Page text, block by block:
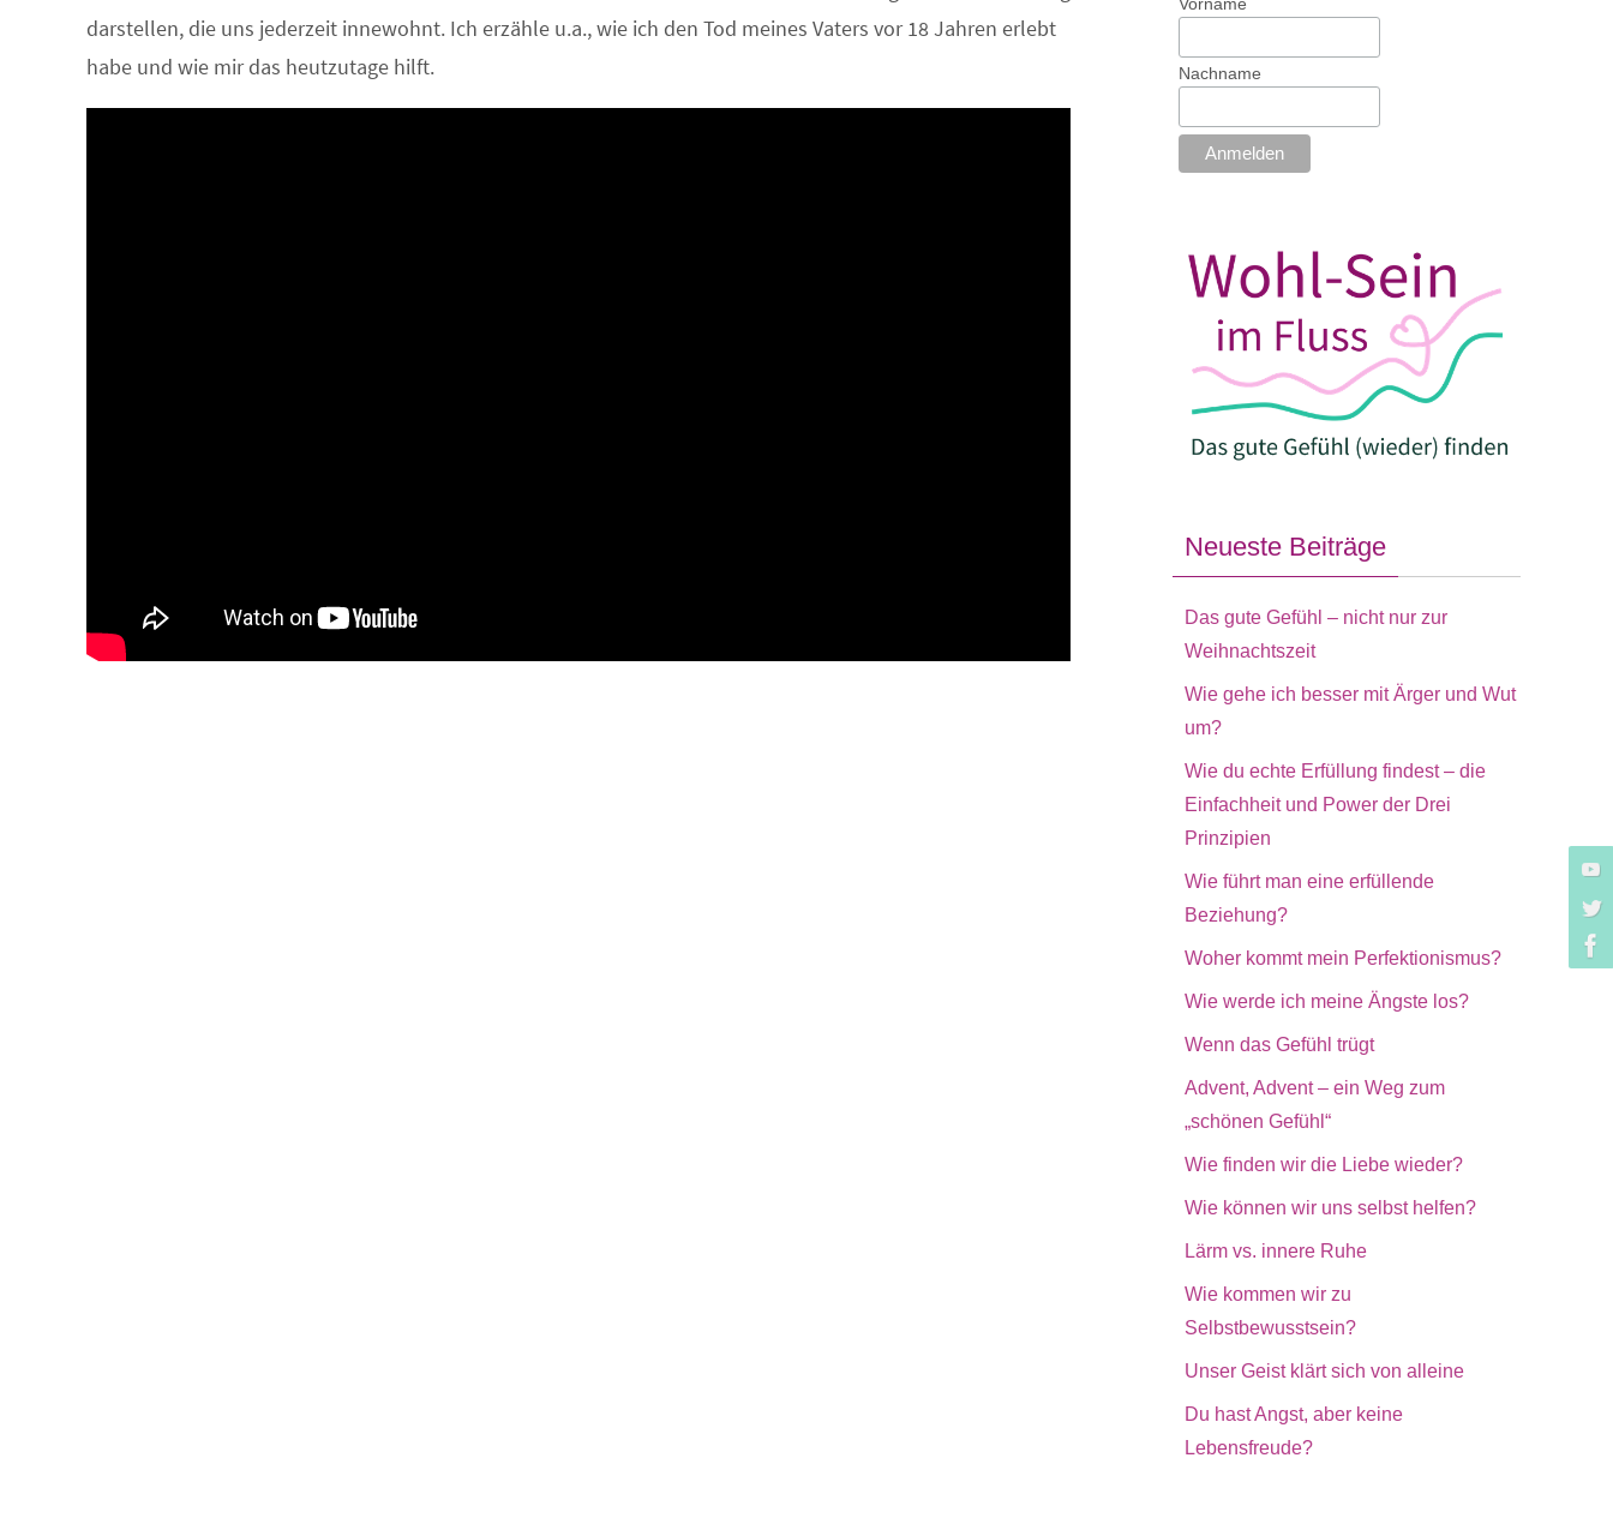
darstellen, die uns jederzeit innewohnt. Ich erzähle u.a., wie ich den Tod meines Vaters vor 18 Jahren erlebt
habe und wie mir das heutzutage hilft.
Vorname
Nachname
Neueste Beiträge
Das gute Gefühl – nicht nur zur
Weihnachtszeit
Wie gehe ich besser mit Ärger und Wut
um?
Wie du echte Erfüllung findest – die
Einfachheit und Power der Drei
Prinzipien
Wie führt man eine erfüllende
Beziehung?
Woher kommt mein Perfektionismus?
Wie werde ich meine Ängste los?
Wenn das Gefühl trügt
Advent, Advent – ein Weg zum
„schönen Gefühl“
Wie finden wir die Liebe wieder?
Wie können wir uns selbst helfen?
Lärm vs. innere Ruhe
Wie kommen wir zu
Selbstbewusstsein?
Unser Geist klärt sich von alleine
Du hast Angst, aber keine
Lebensfreude?